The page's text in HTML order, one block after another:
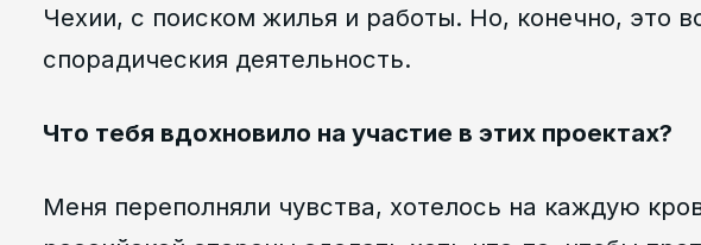
Чехии, с поиском жилья и работы. Но, конечно, это
спорадическия деятельность.
Что тебя вдохновило на участие в этих проектах?
Меня переполняли чувства, хотелось на каждую